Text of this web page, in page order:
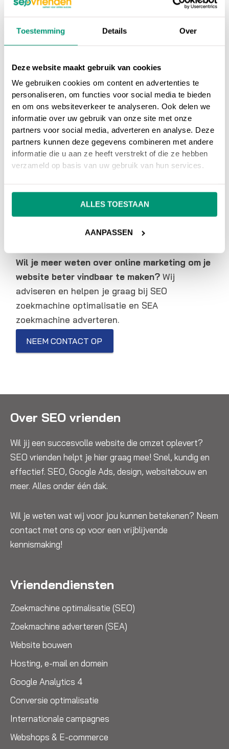
Toestemming Details Over
Deze website maakt gebruik van cookies
We gebruiken cookies om content en advertenties te
personaliseren, om functies voor social media te bieden
en om ons websiteverkeer te analyseren. Ook delen we
informatie over uw gebruik van onze site met onze
partners voor social media, adverteren en analyse. Deze
partners kunnen deze gegevens combineren met andere
informatie die u aan ze heeft verstrekt of die ze hebben
verzameld op basis van uw gebruik van hun services.
ALLES TOESTAAN
AANPASSEN
Op onsonline marketing blogvind je
interessante artikelen over online marketing, of
Heb je nog vragen overSpamdexing, neem dan
gerust contact met ons op.
Wil je meer weten over online marketing om je
website beter vindbaar te maken? Wij
adviseren en helpen je graag bij SEO
zoekmachine optimalisatie en SEA
zoekmachine adverteren.
NEEM CONTACT OP
“Spamdexing is gevaarlijk om
te doen, zoekmachines delen
straffen uit en je website kan
zelfs onzichtbaar worden.”
Over SEO vrienden
Wil jij een succesvolle website die omzet oplevert?
SEO vrienden helpt je hier graag mee! Snel, kundig en
effectief. SEO, Google Ads, design, websitebouw en
meer. Alles onder één dak.
Wil je weten wat wij voor jou kunnen betekenen? Neem
contact met ons op voor een vrijblijvende
kennismaking!
Vriendendiensten
Zoekmachine optimalisatie (SEO)
Zoekmachine adverteren (SEA)
Website bouwen
Hosting, e-mail en domein
Google Analytics 4
Conversie optimalisatie
Internationale campagnes
Webshops & E-commerce